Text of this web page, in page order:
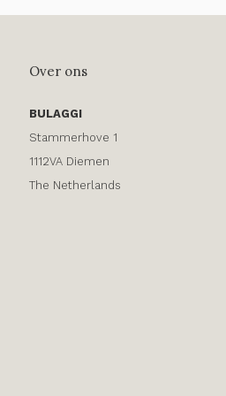
Over ons
BULAGGI
Stammerhove 1
1112VA Diemen
The Netherlands